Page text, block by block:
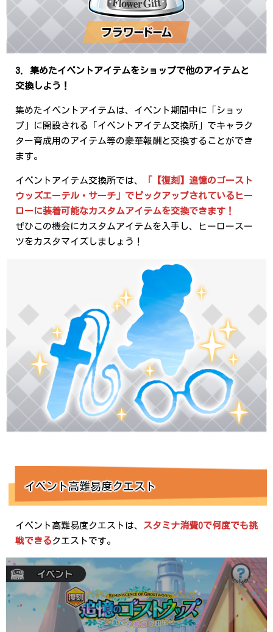
3. 集めたイベントアイテムをショップで他のアイテムと
交換しよう！
集めたイベントアイテムは、イベント期間中に「ショッ
プ」に開設される「イベントアイテム交換所」でキャラク
ター育成用のアイテム等の豪華報酬と交換することができ
ます。
イベントアイテム交換所では、
「【復刻】追憶のゴースト
ウッズエーテル・サーチ」でピックアップされているヒー
ローに装着可能なカスタムアイテムを交換できます！
ぜひこの機会にカスタムアイテムを入手し、ヒーロースー
ツをカスタマイズしましょう！
イベント高難易度クエスト
イベント高難易度クエストは、 スタミナ消費0で何度でも挑
戦できる クエストです。